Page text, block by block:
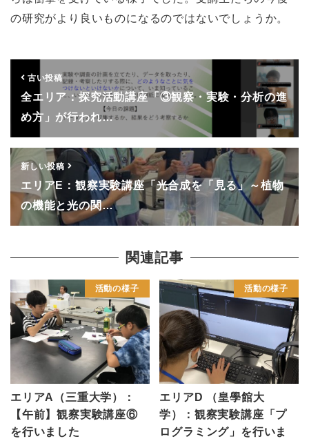
の研究がより良いものになるのではないでしょうか。
古い投稿
全エリア：探究活動講座「③観察・実験・分析の進
め方」が行われ…
新しい投稿
エリアE：観察実験講座「光合成を「見る」～植物
の機能と光の関…
関連記事
活動の様子
エリアA（三重大学）：
【午前】観察実験講座⑥
を行いました
活動の様子
エリアD （皇學館大
学）：観察実験講座「プ
ログラミング」を行いま